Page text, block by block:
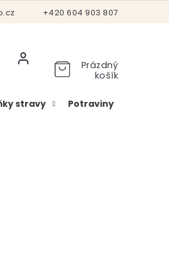
+420 604 903 807
Vrácení a reklamace
Prázdný
košík
stravy Potraviny